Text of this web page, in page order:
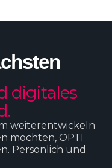
digitales
weiterentwickeln
möchten, OPTI
Persönlich und